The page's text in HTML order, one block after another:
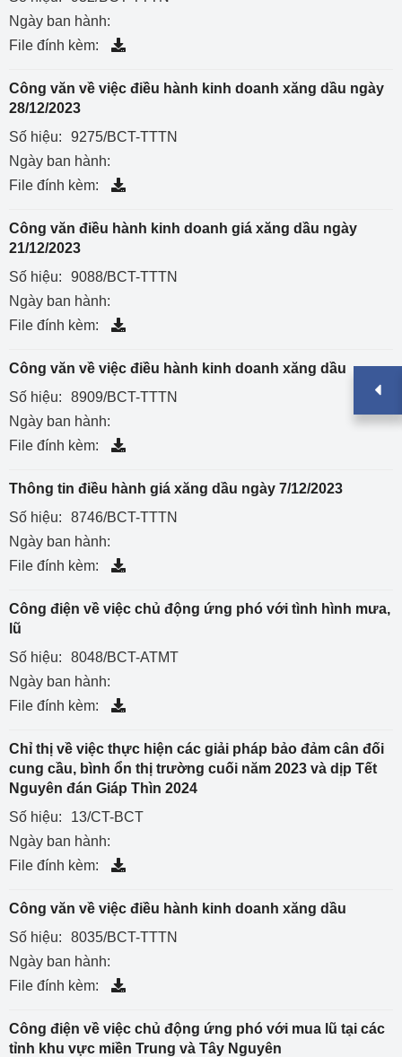
Ngày ban hành:
File đính kèm:
Công văn về việc điều hành kinh doanh xăng dầu ngày
28/12/2023
Số hiệu:
9275/BCT-TTTN
Ngày ban hành:
File đính kèm:
Công văn điều hành kinh doanh giá xăng dầu ngày
21/12/2023
Số hiệu:
9088/BCT-TTTN
Ngày ban hành:
File đính kèm:
Công văn về việc điều hành kinh doanh xăng dầu
Số hiệu:
8909/BCT-TTTN
Ngày ban hành:
File đính kèm:
Thông tin điều hành giá xăng dầu ngày 7/12/2023
Số hiệu:
8746/BCT-TTTN
Ngày ban hành:
File đính kèm:
Công điện về việc chủ động ứng phó với tình hình mưa,
lũ
Số hiệu:
8048/BCT-ATMT
Ngày ban hành:
File đính kèm:
Chỉ thị về việc thực hiện các giải pháp bảo đảm cân đối
cung cầu, bình ổn thị trường cuối năm 2023 và dịp Tết
Nguyên đán Giáp Thìn 2024
Số hiệu:
13/CT-BCT
Ngày ban hành:
File đính kèm:
Công văn về việc điều hành kinh doanh xăng dầu
Số hiệu:
8035/BCT-TTTN
Ngày ban hành:
File đính kèm:
Công điện về việc chủ động ứng phó với mua lũ tại các
tỉnh khu vực miền Trung và Tây Nguyên